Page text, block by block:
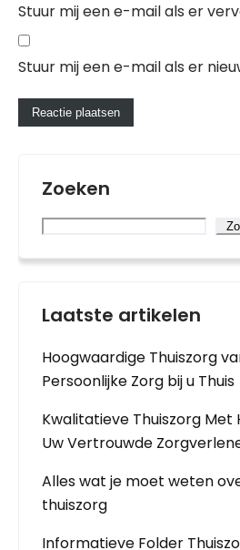
Stuur mij een e-mail als er
Stuur mij een e-mail als er
Zoeken
Laatste artikelen
Hoogwaardige Thuiszorg
Persoonlijke Zorg bij u Thuis
Kwalitatieve Thuiszorg Met
Uw Vertrouwde
Alles wat je moet weten
thuiszorg
Informatieve Folder